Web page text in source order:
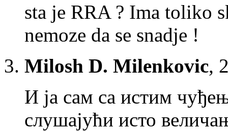
sta je RRA ? Ima toliko
nemoze da se snadje !
Milosh D. Milenkovic,
И ја сам са истим
слушајући исто